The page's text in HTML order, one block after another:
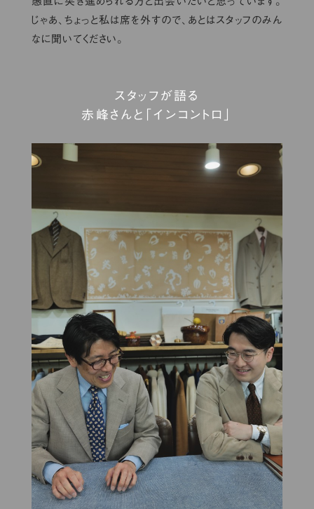
じゃあ、ちょっと私は席を外すので、あとはスタッフのみん
なに聞いてください。
スタッフが語る
赤峰さんと「インコントロ」